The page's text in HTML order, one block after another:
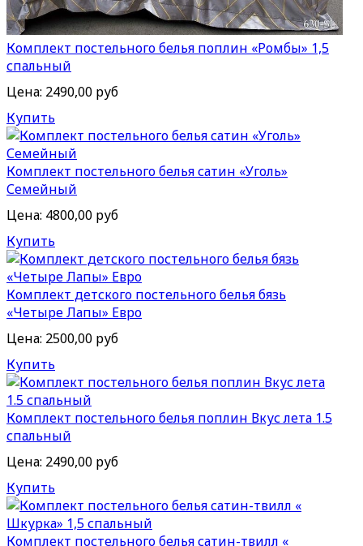
Комплект постельного белья поплин «Ромбы» 1,5
спальный
Цена: 2490,00 руб
Купить
Комплект постельного белья сатин «Уголь»
Семейный
Цена: 4800,00 руб
Купить
Комплект детского постельного белья бязь
«Четыре Лапы» Евро
Цена: 2500,00 руб
Купить
Комплект постельного белья поплин Вкус лета 1.5
спальный
Цена: 2490,00 руб
Купить
Комплект постельного белья сатин-твилл «